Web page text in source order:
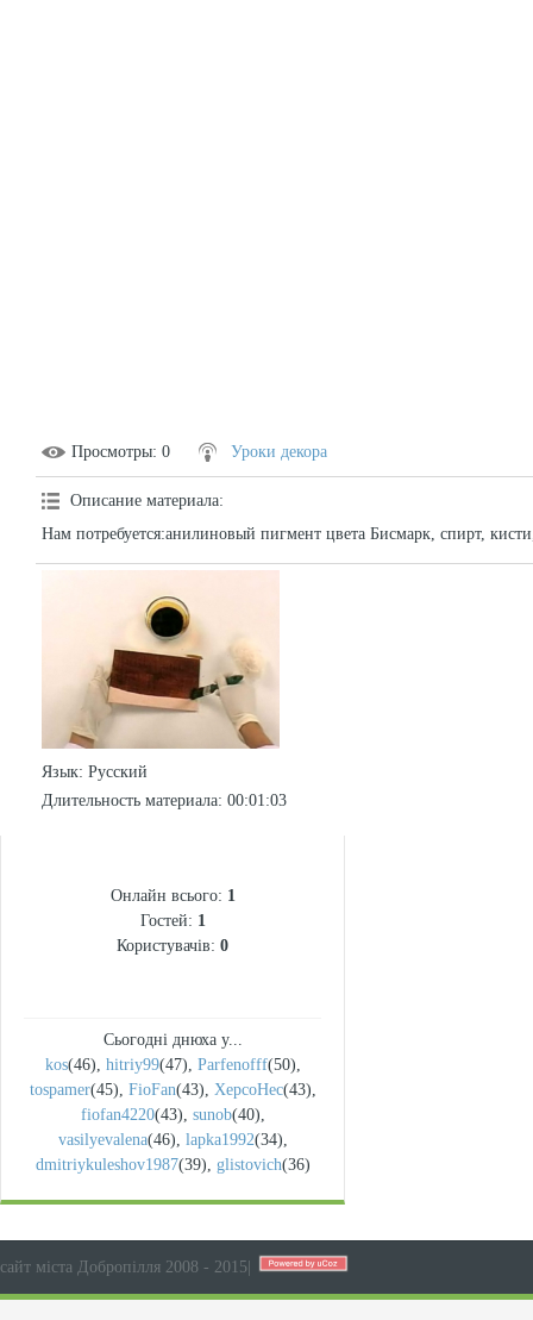
Просмотры: 0 Уроки декора
Описание материала:
Нам потребуется:анилиновый пигмент цвета Бисмарк, спирт,
Язык: Русский
Длительность материала: 00:01:03
Онлайн всього: 1
Гостей: 1
Користувачів: 0
Сьогодні днюха у...
kos(46), hitriy99(47), Parfenofff(50),
tospamer(45), FioFan(43), XepcoHec(43),
fiofan4220(43), sunob(40),
vasilyevalena(46), lapka1992(34),
dmitriykuleshov1987(39), glistovich(36)
сайт міста Добропілля 2008 - 2015